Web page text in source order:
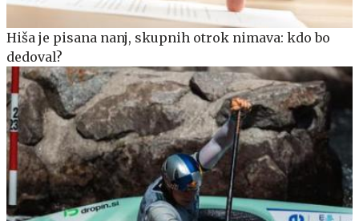
Hiša je pisana nanj, skupnih otrok nimava: kdo bo
dedoval?